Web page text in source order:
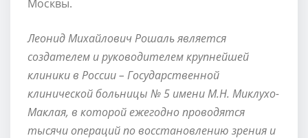
Москвы.
Леонид Михайлович Рошаль является
создателем и руководителем крупнейшей
клиники в России – Государственной
клинической больницы № 5 имени М.Н. Миклухо-
Маклая, в которой ежегодно проводятся
тысячи операций по восстановлению зрения и